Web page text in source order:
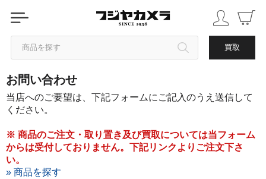
商品を探す 買取
カテゴリから探す
ブランドから探す
中古品を探す
お問い合わせ
当店へのご要望は、下記フォームにご記入のうえ送信して
ください。
※ 商品のご注文・取り置き及び買取については当フォーム
からは受付しておりません。下記リンクよりご注文下さ
い。
» 商品を探す